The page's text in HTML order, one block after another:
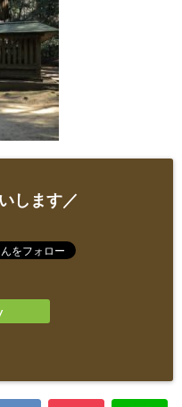
します／